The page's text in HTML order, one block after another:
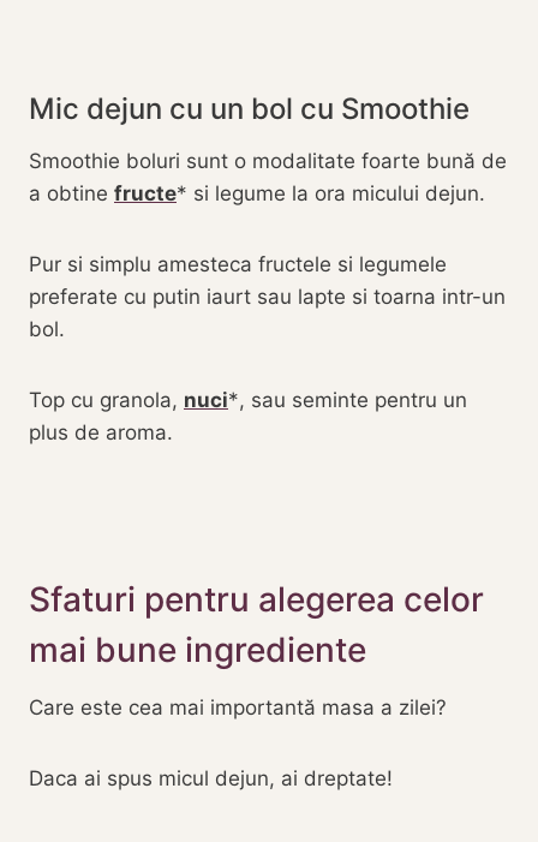
Mic dejun cu un bol cu Smoothie
Smoothie boluri sunt o modalitate foarte bună de
a obtine fructe si legume la ora micului dejun.
Pur si simplu amesteca fructele si legumele
preferate cu putin iaurt sau lapte si toarna intr-un
bol.
Top cu granola, nuci , sau seminte pentru un
plus de aroma.
Sfaturi pentru alegerea celor
mai bune ingrediente
Care este cea mai importantă masa a zilei?
Daca ai spus micul dejun, ai dreptate!